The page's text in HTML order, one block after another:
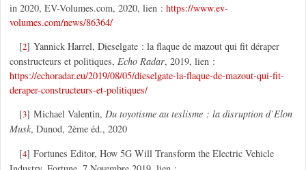
in 2020, EV-Volumes.com, 2020, lien : https://www.ev-
volumes.com/news/86364/
[2]Yannick Harrel, Dieselgate : la flaque de mazout qui fit déraper
constructeurs et politiques, Echo Radar, 2019, lien :
https://echoradar.eu/2019/08/05/dieselgate-la-flaque-de-mazout-qui-fit-
deraper-constructeurs-et-politiques/
[3]Michael Valentin,Du toyotisme au teslisme : la disruption d’Elon
Musk, Dunod, 2ème éd., 2020
[4]Fortunes Editor, How 5G Will Transform the Electric Vehicle